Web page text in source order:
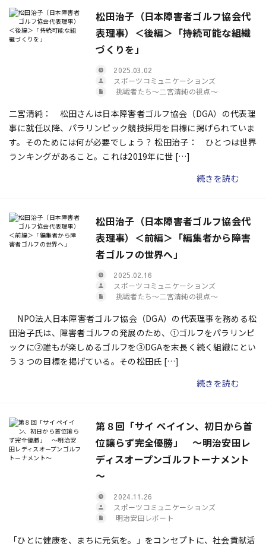
松田治子（日本障害者ゴルフ協会代
表理事）＜後編＞「持続可能な組織
づくりを」
2025.03.02
スポーツコミュニケーションズ
挑戦者たち〜二宮清純の視点〜
二宮清純： 松田さんは日本障害者ゴルフ協会（DGA）の代表理
事に就任以降、パラリンピック競技採用を目標に掲げられていま
す。そのためには何が必要でしょう？ 松田治子： ひとつは世界
ランキングがあること。これは2019年に世 […]
続きを読む
松田治子（日本障害者ゴルフ協会代
表理事）＜前編＞「編集者から障害
者ゴルフの世界へ」
2025.02.16
スポーツコミュニケーションズ
挑戦者たち〜二宮清純の視点〜
NPO法人日本障害者ゴルフ協会（DGA）の代表理事を務める松
田治子氏は、障害者ゴルフの発展のため、①ゴルフをパラリンピ
ックに②誰もが楽しめるゴルフを③DGAを末長く続く組織に――とい
う３つの目標を掲げている。その松田氏 […]
続きを読む
第８回「サイ ペイイン、初日から首
位譲らず完全優勝」 ～明治安田レ
ディスオープンゴルフトーナメント
～
2024.11.26
スポーツコミュニケーションズ
明治安田レポート
「ひとに健康を、まちに元気を。」をコンセプトに、社会貢献活